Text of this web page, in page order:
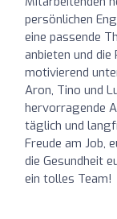
persönlichen
eine passende
anbieten und
motivierend
Aron, Tino und
hervorragende
täglich und
Freude am Job,
die Gesundheit
ein tolles Team!